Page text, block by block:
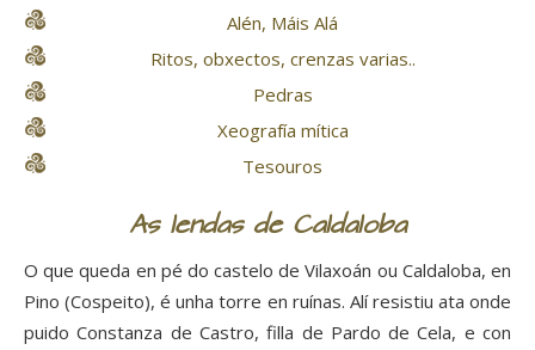
Alén, Máis Alá
Ritos, obxectos, crenzas varias..
Pedras
Xeografía mítica
Tesouros
As lendas de Caldaloba
O que queda en pé do castelo de Vilaxoán ou Caldaloba, en
Pino (Cospeito), é unha torre en ruínas. Alí resistiu ata onde
puido Constanza de Castro, filla de Pardo de Cela, e con